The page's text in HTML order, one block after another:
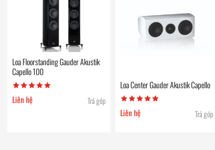
Loa Floorstanding Gauder Akustik
Capello 100
Liên hệ Trả góp
Loa Center Gauder Akustik Capello
Liên hệ Trả góp